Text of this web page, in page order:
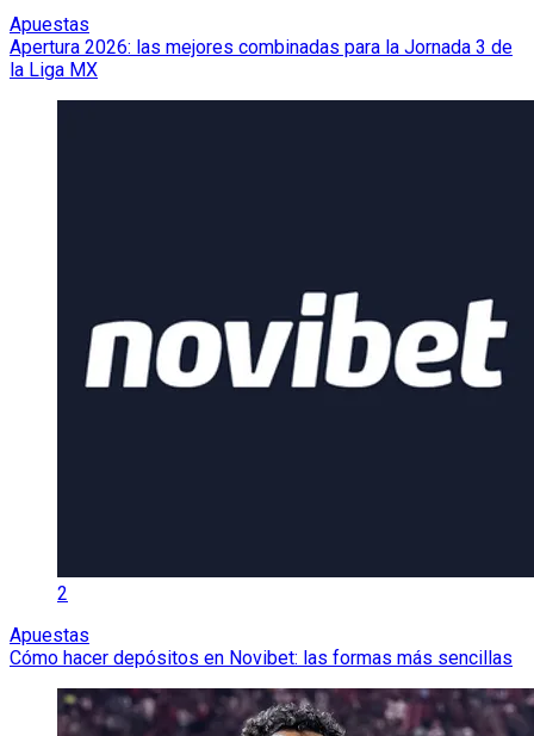
Apuestas
Apertura 2026: las mejores combinadas para la Jornada 3 de
la Liga MX
2
Apuestas
Cómo hacer depósitos en Novibet: las formas más sencillas